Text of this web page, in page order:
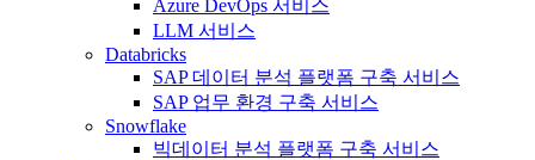
Azure DevOps 서비스
LLM 서비스
Databricks
SAP 데이터 분석 플랫폼 구축 서비스
SAP 업무 환경 구축 서비스
Snowflake
빅데이터 분석 플랫폼 구축 서비스